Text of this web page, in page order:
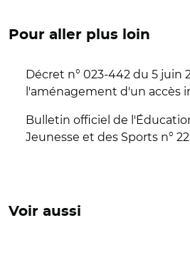
Pour aller plus loin
Décret n° 023-442 du 5 juin
l'aménagement d'un accès
Bulletin officiel de
Jeunesse et des Sports n°
Voir aussi